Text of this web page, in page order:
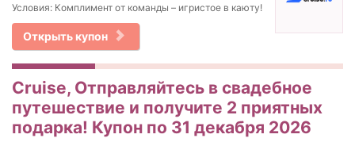
Условия: Комплимент от команды – игристое в каюту!
Открыть купон
Cruise, Отправляйтесь в свадебное
путешествие и получите 2 приятных
подарка! Купон по 31 декабря 2026